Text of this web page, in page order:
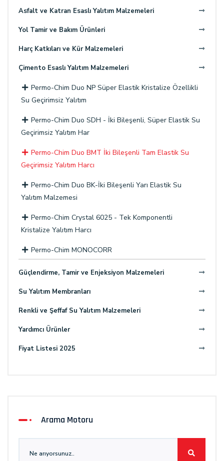
Asfalt ve Katran Esaslı Yalıtım Malzemeleri
Yol Tamir ve Bakım Ürünleri
Harç Katkıları ve Kür Malzemeleri
Çimento Esaslı Yalıtım Malzemeleri
Permo-Chim Duo NP Süper Elastik Kristalize Özellikli
Su Geçirimsiz Yalıtım
Permo-Chim Duo SDH - İki Bileşenli, Süper Elastik Su
Geçirimsiz Yalıtım Har
Permo-Chim Duo BMT İki Bileşenli Tam Elastik Su
Geçirimsiz Yalıtım Harcı
Permo-Chim Duo BK-İki Bileşenli Yarı Elastik Su
Yalıtım Malzemesi
Permo-Chim Crystal 6025 - Tek Komponentli
Kristalize Yalıtım Harcı
Permo-Chim MONOCORR
Güçlendirme, Tamir ve Enjeksiyon Malzemeleri
Su Yalıtım Membranları
Renkli ve Şeffaf Su Yalıtım Malzemeleri
Yardımcı Ürünler
Fiyat Listesi 2025
Arama Motoru